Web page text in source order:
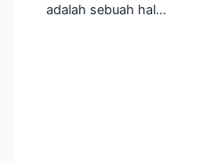
adalah sebuah hal…